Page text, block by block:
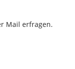
Mail erfragen.